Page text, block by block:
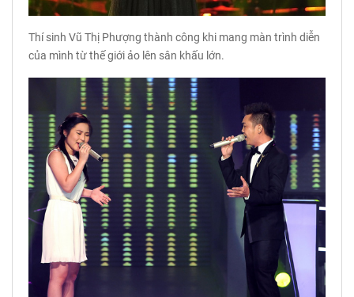
Thí sinh Vũ Thị Phượng thành công khi mang màn trình diễn
của mình từ thế giới ảo lên sân khấu lớn.